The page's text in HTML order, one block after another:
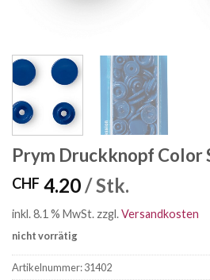
Prym Druckknopf Color
CHF 4.20/ Stk.
inkl. 8.1 % MwSt.zzgl.Versandkosten
nicht vorrätig
Artikelnummer:31402